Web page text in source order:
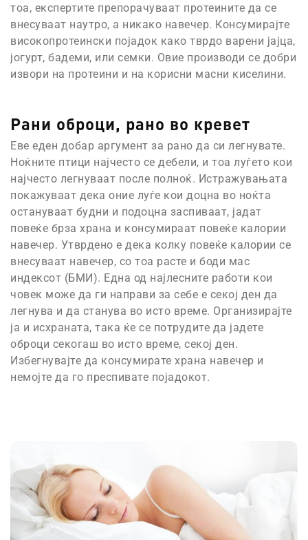
тоа, експертите препорачуваат протеините да се
внесуваат наутро, а никако навечер. Консумирајте
високопротеински појадок како тврдо варени јајца,
јогурт, бадеми, или семки. Овие производи се добри
извори на протеини и на корисни масни киселини.
Рани оброци, рано во кревет
Еве еден добар аргумент за рано да си легнувате.
Ноќните птици најчесто се дебели, и тоа луѓето кои
најчесто легнуваат после полноќ. Истражувањата
покажуваат дека оние луѓе кои доцна во ноќта
остануваат будни и подоцна заспиваат, јадат
повеќе брза храна и консумираат повеќе калории
навечер. Утврдено е дека колку повеќе калории се
внесуваат навечер, со тоа расте и боди мас
индексот (БМИ). Една од најлесните работи кои
човек може да ги направи за себе е секој ден да
легнува и да станува во исто време. Организирајте
ја и исхраната, така ќе се потрудите да јадете
оброци секогаш во исто време, секој ден.
Избегнувајте да консумирате храна навечер и
немојте да го преспивате појадокот.